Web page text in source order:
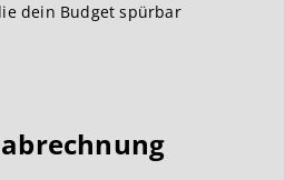
dein Budget spürbar